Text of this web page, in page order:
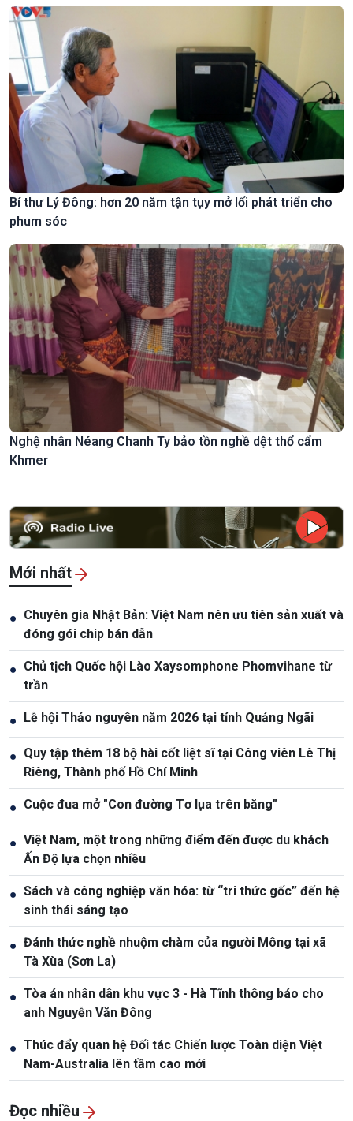
Bí thư Lý Đông: hơn 20 năm tận tụy mở lối phát triển cho
phum sóc
Nghệ nhân Néang Chanh Ty bảo tồn nghề dệt thổ cẩm
Khmer
Mới nhất
● Chuyên gia Nhật Bản: Việt Nam nên ưu tiên sản xuất và
đóng gói chip bán dẫn
● Chủ tịch Quốc hội Lào Xaysomphone Phomvihane từ
trần
● Lễ hội Thảo nguyên năm 2026 tại tỉnh Quảng Ngãi
● Quy tập thêm 18 bộ hài cốt liệt sĩ tại Công viên Lê Thị
Riêng, Thành phố Hồ Chí Minh
● Cuộc đua mở "Con đường Tơ lụa trên băng"
● Việt Nam, một trong những điểm đến được du khách
Ấn Độ lựa chọn nhiều
● Sách và công nghiệp văn hóa: từ “tri thức gốc” đến hệ
sinh thái sáng tạo
● Đánh thức nghề nhuộm chàm của người Mông tại xã
Tà Xùa (Sơn La)
● Tòa án nhân dân khu vực 3 - Hà Tĩnh thông báo cho
anh Nguyễn Văn Đông
● Thúc đẩy quan hệ Đối tác Chiến lược Toàn diện Việt
Nam-Australia lên tầm cao mới
Đọc nhiều